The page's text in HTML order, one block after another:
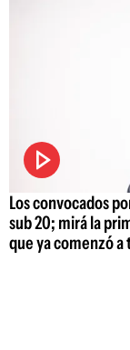
Los convocados
sub 20; mirá la
que ya comenzó a